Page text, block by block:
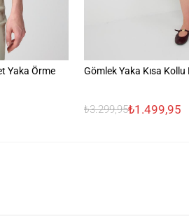
Yaka Örme
Gömlek Yaka Kısa
₺3.299,95₺1.499,95